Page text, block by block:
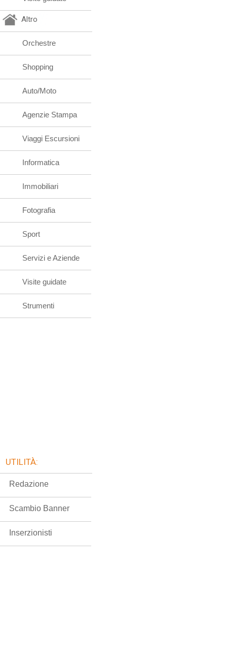
Altro
Orchestre
Shopping
Auto/Moto
Agenzie Stampa
Viaggi Escursioni
Informatica
Immobiliari
Fotografia
Sport
Servizi e Aziende
Visite guidate
Strumenti
UTILITÀ:
Redazione
Scambio Banner
Inserzionisti